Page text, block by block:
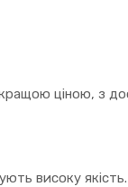
ціною, з
високу